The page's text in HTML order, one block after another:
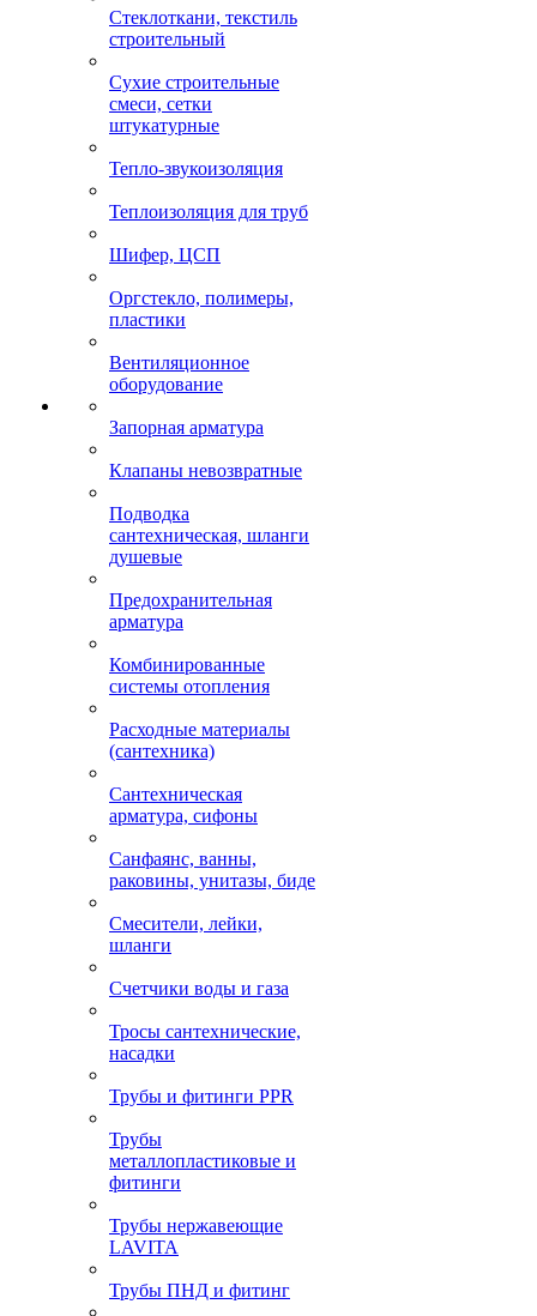
Стеклоткани, текстиль
строительный
Сухие строительные
смеси, сетки
штукатурные
Тепло-звукоизоляция
Теплоизоляция для труб
Шифер, ЦСП
Оргстекло, полимеры,
пластики
Вентиляционное
оборудование
Запорная арматура
Клапаны невозвратные
Подводка
сантехническая, шланги
душевые
Предохранительная
арматура
Комбинированные
системы отопления
Расходные материалы
(сантехника)
Сантехническая
арматура, сифоны
Санфаянс, ванны,
раковины, унитазы, биде
Смесители, лейки,
шланги
Счетчики воды и газа
Тросы сантехнические,
насадки
Трубы и фитинги PPR
Трубы
металлопластиковые и
фитинги
Трубы нержавеющие
LAVITA
Трубы ПНД и фитинг